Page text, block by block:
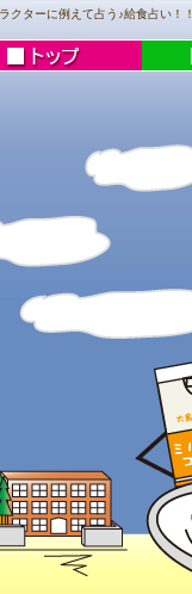
クターに例えて占う♪給食占い！！